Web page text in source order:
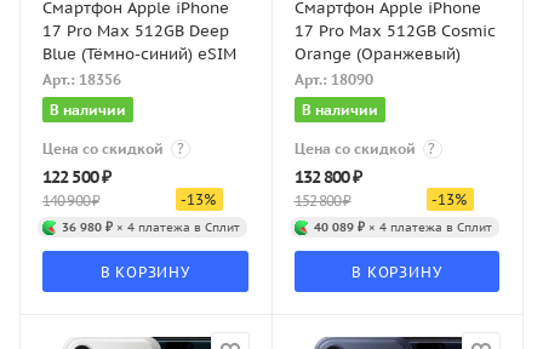
Смартфон Apple iPhone
17 Pro Max 512GB Deep
Blue (Тёмно-синий) eSIM
Арт.: 18356
В наличии
Цена со скидкой ?
122 500₽
140 900₽ -13%
36 980 ₽ × 4 платежа в Сплит
В КОРЗИНУ
Смартфон Apple iPhone
17 Pro Max 512GB Cosmic
Orange (Оранжевый)
Арт.: 18090
В наличии
Цена со скидкой ?
132 800₽
152 800₽ -13%
40 089 ₽× 4 платежа в Сплит
В КОРЗИНУ